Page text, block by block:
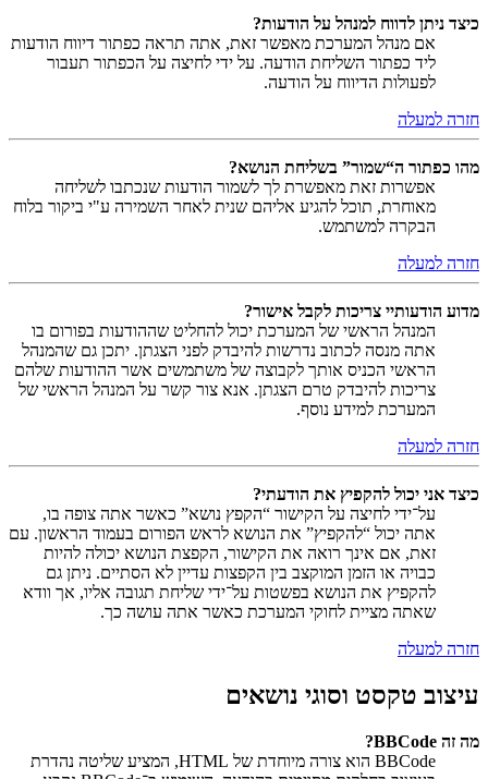
כיצד ניתן לדווח למנהל על הודעות?
אם מנהל המערכת מאפשר זאת, אתה תראה כפתור דיווח הודעות
ליד כפתור השליחת הודעה. על ידי לחיצה על הכפתור תעבור
לפעולות הדיווח על הודעה.
חזרה למעלה
מהו כפתור ה“שמור” בשליחת הנושא?
אפשרות זאת מאפשרת לך לשמור הודעות שנכתבו לשליחה
מאוחרת, תוכל להגיע אליהם שנית לאחר השמירה ע"י ביקור בלוח
הבקרה למשתמש.
חזרה למעלה
מדוע הודעותיי צריכות לקבל אישור?
המנהל הראשי של המערכת יכול להחליט שההודעות בפורום בו
אתה מנסה לכתוב נדרשות להיבדק לפני הצגתן. יתכן גם שהמנהל
הראשי הכניס אותך לקבוצה של משתמשים אשר ההודעות שלהם
צריכות להיבדק טרם הצגתן. אנא צור קשר על המנהל הראשי של
המערכת למידע נוסף.
חזרה למעלה
כיצד אני יכול להקפיץ את הודעתי?
על־ידי לחיצה על הקישור “הקפץ נושא” כאשר אתה צופה בו,
אתה יכול “להקפיץ” את הנושא לראש הפורום בעמוד הראשון. עם
זאת, אם אינך רואה את הקישור, הקפצת הנושא יכולה להיות
כבויה או הזמן המוקצב בין הקפצות עדיין לא הסתיים. ניתן גם
להקפיץ את הנושא בפשטות על־ידי שליחת תגובה אליו, אך וודא
שאתה מציית לחוקי המערכת כאשר אתה עושה כך.
חזרה למעלה
עיצוב טקסט וסוגי נושאים
מה זה BBCode?
BBCode הוא צורה מיוחדת של HTML, המציע שליטה נהדרת